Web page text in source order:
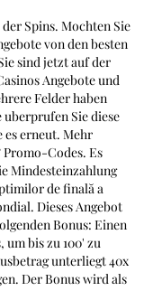
Spins. Mochten Sie
von den besten
sind jetzt auf der
Angebote und
Felder haben
uberprufen Sie diese
es erneut. Mehr
Codes. Es
Mindesteinzahlung
de finală a
Dieses Angebot
Bonus: Einen
um bis zu 100' zu
unterliegt 40x
Der Bonus wird als